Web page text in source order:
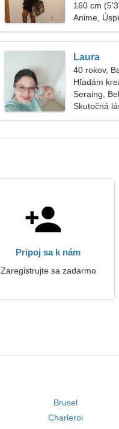
160 cm
Anime,
Laura
40 rokov,
Hľadám
cestovanie
Seraing,
Skutočná
Pripoj sa k nám
Zaregistrujte sa zadarmo
Brusel
Charleroi